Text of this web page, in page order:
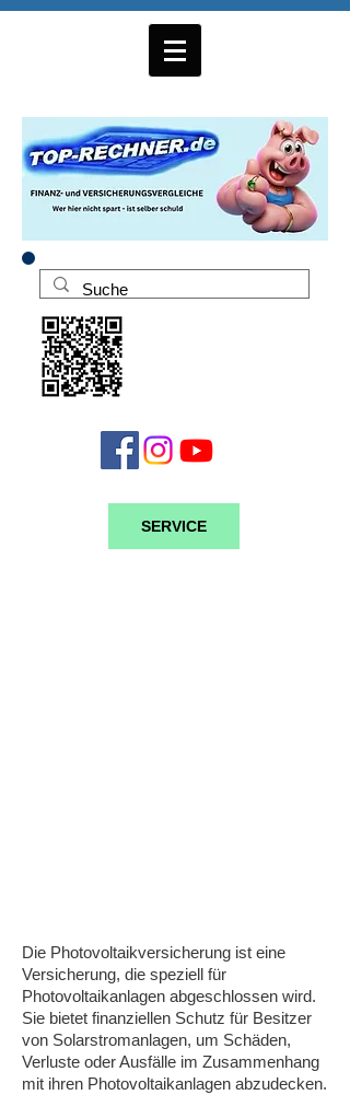
SERVICE
Die Photovoltaikversicherung ist eine
Versicherung, die speziell für
Photovoltaikanlagen abgeschlossen wird.
Sie bietet finanziellen Schutz für Besitzer
von Solarstromanlagen, um Schäden,
Verluste oder Ausfälle im Zusammenhang
mit ihren Photovoltaikanlagen abzudecken.